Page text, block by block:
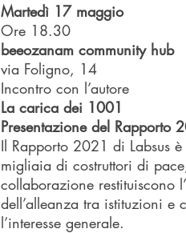
Martedì 17 maggio
Ore 18.30
beeozanam community hub
via Foligno, 14
Incontro con l’autore
La carica dei 1001
Presentazione del Rapporto
Il Rapporto 2021 di Labsus
migliaia di costruttori di
collaborazione restituiscono
dell’alleanza tra istituzioni e
l’interesse generale.